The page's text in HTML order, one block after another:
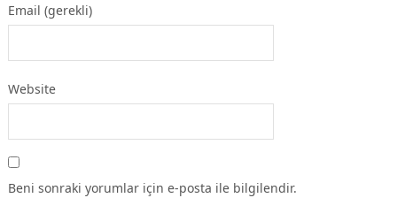
Email (gerekli)
Website
Beni sonraki yorumlar için e-posta ile bilgilendir.